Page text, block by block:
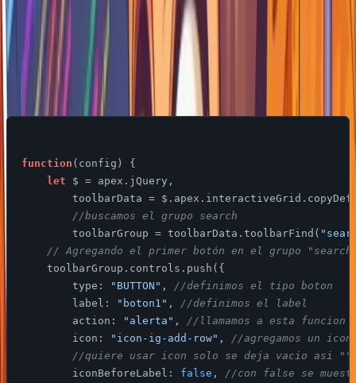
Podemos crear varios botones mas usando el mismo
codigo y agrupandolos en la seccion de los botones que
usualmente tenemos y usamos.
Asi usando este nuevo codigo.
function ( config ) {
let $ = apex.jQuery,
toolbarData =
//buscamos el grupo search
        toolbarGroup = toolbarData.toolbarFind(
// Agregando el primer botón en el grupo
    toolbarGroup.controls.push({
type : "BUTTON" , //definimos el tipo boton
label : "boton1" , //definimos el label
action : "alerta" , //llamamos a esta funcion
icon : "icon-ig-add-row" , //agregamos un
//quiere usar icon solo se deja vacio asi ""
iconBeforeLabel : false , //con false se